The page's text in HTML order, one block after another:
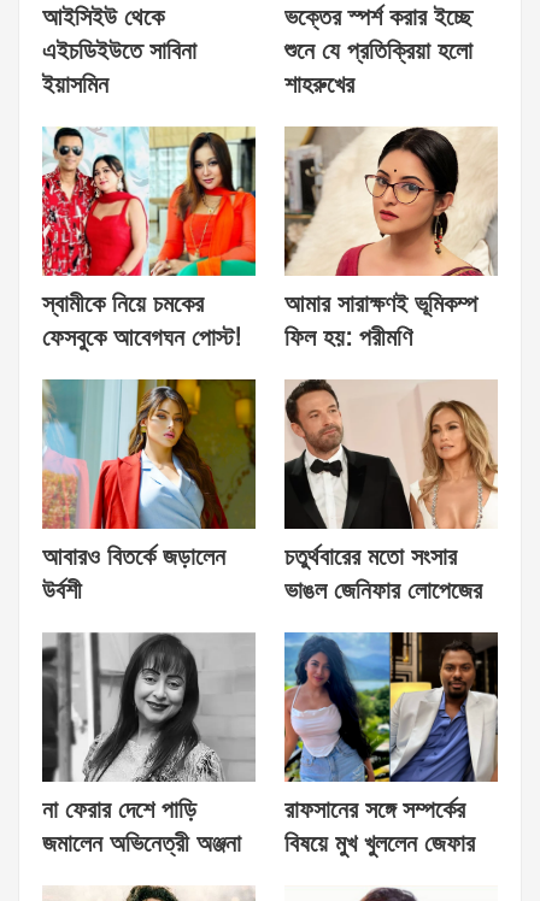
আইসিইউ থেকে
এইচডিইউতে সাবিনা
ইয়াসমিন
ভক্তের স্পর্শ করার ইচ্ছে
শুনে যে প্রতিক্রিয়া হলো
শাহরুখের
স্বামীকে নিয়ে চমকের
ফেসবুকে আবেগঘন পোস্ট!
আমার সারাক্ষণই ভূমিকম্প
ফিল হয়: পরীমণি
আবারও বিতর্কে জড়ালেন
উর্বশী
চতুর্থবারের মতো সংসার
ভাঙল জেনিফার লোপেজের
না ফেরার দেশে পাড়ি
জমালেন অভিনেত্রী অঞ্জনা
রাফসানের সঙ্গে সম্পর্কের
বিষয়ে মুখ খুললেন জেফার